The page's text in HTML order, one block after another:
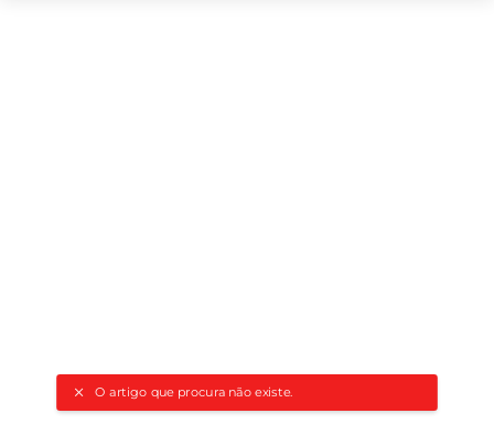
O artigo que procura não existe.